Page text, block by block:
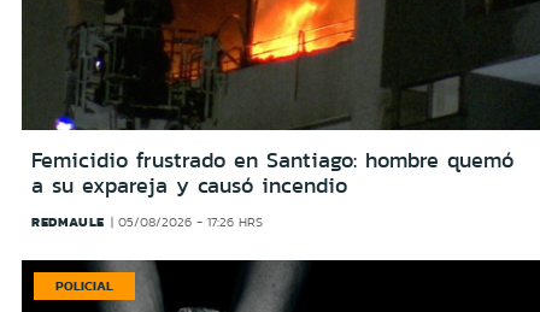
Femicidio frustrado en Santiago: hombre quemó
a su expareja y causó incendio
REDMAULE 05/08/2026 - 17:26 HRS
POLICIAL